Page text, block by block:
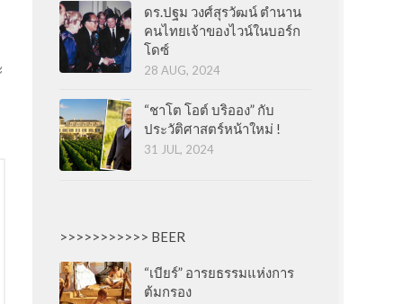
ดร.ปฐม วงศ์สุรวัฒน์ ตำนาน
คนไทยเจ้าของไวน์ในบอร์ก
โดซ์
28 AUG, 2024
“ชาโต โอต์ บริออง” กับ
ประวัติศาสตร์หน้าใหม่ !
31 JUL, 2024
>>>>>>>>>>> BEER
“เบียร์” อารยธรรมแห่งการ
ต้มกรอง